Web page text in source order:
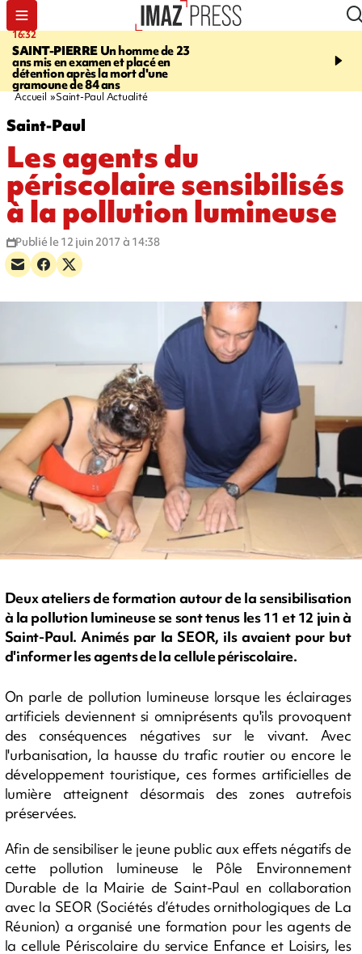
16:32
SAINT-PIERREUn homme de 23
ans mis en examen et placé en
détention après la mort d'une
gramoune de 84 ans
21:08
et Turquie scellent un
Accueil Saint-Paul Actualité
Saint-Paul
Les agents du
périscolaire sensibilisés
à la pollution lumineuse
Publié le 12 juin 2017 à 14:38
Deux ateliers de formation autour de la sensibilisation
à la pollution lumineuse se sont tenus les 11 et 12 juin à
Saint-Paul. Animés par la SEOR, ils avaient pour but
d'informer les agents de la cellule périscolaire.
On parle de pollution lumineuse lorsque les éclairages
artificiels deviennent si omniprésents qu'ils provoquent
des conséquences négatives sur le vivant. Avec
l'urbanisation, la hausse du trafic routier ou encore le
développement touristique, ces formes artificielles de
lumière atteignent désormais des zones autrefois
préservées.
Afin de sensibiliser le jeune public aux effets négatifs de
cette pollution lumineuse le Pôle Environnement
Durable de la Mairie de Saint-Paul en collaboration
avec la SEOR (Sociétés d’études ornithologiques de La
Réunion) a organisé une formation pour les agents de
la cellule Périscolaire du service Enfance et Loisirs, les